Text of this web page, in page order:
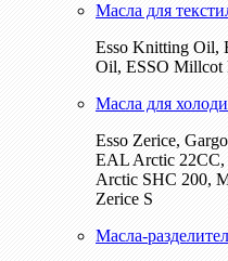
Масла для
Esso Knitting Oil,
Oil, ESSO Millcot
Масла для
Esso Zerice,
EAL Arctic
Arctic SHC 200,
Zerice S
Масла-